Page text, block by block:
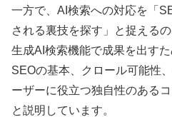
一方で、AI検索への対応を「
される裏技を探す」と捉える
生成AI検索機能で成果を出す
SEOの基本、クロール可能性
ーザーに役立つ独自性のある
と説明しています。